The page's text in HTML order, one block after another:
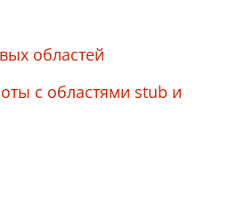
областей
с областями stub и